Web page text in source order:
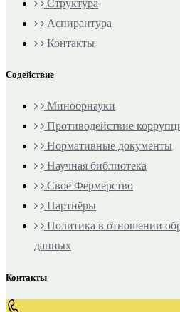
Структура
Аспирантура
Контакты
Содействие
Минобрнауки
Противодействие
Нормативные документы
Научная библиотека
Своё Фермерство
Партнёры
Политика в отношении
данных
Контакты